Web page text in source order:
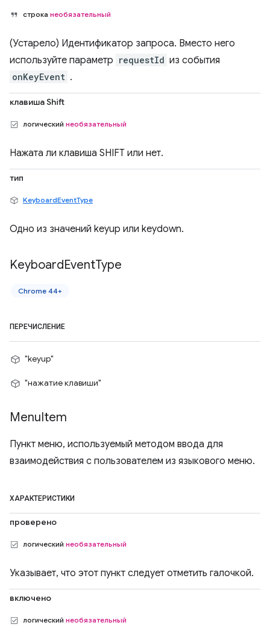
строка необязательный
(Устарело) Идентификатор запроса. Вместо него
используйте параметр requestId из события
onKeyEvent .
клавиша Shift
логический необязательный
Нажата ли клавиша SHIFT или нет.
тип
KeyboardEventType
Одно из значений keyup или keydown.
KeyboardEventType
Chrome 44+
ПЕРЕЧИСЛЕНИЕ
"keyup"
"нажатие клавиши"
MenuItem
Пункт меню, используемый методом ввода для
взаимодействия с пользователем из языкового меню.
ХАРАКТЕРИСТИКИ
проверено
логический необязательный
Указывает, что этот пункт следует отметить галочкой.
включено
логический необязательный